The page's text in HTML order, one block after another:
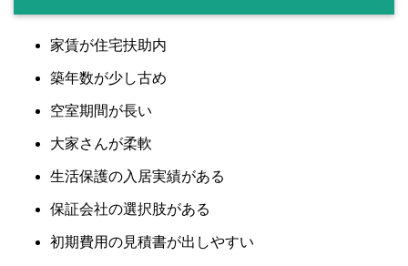
家賃が住宅扶助内
築年数が少し古め
空室期間が長い
大家さんが柔軟
生活保護の入居実績がある
保証会社の選択肢がある
初期費用の見積書が出しやすい